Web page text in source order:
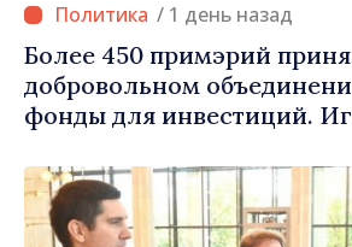
/ 1 день назад
Более 450 примэрий
добровольном
фонды для инвестиций.
населённым пунктам шанс
развиваться»